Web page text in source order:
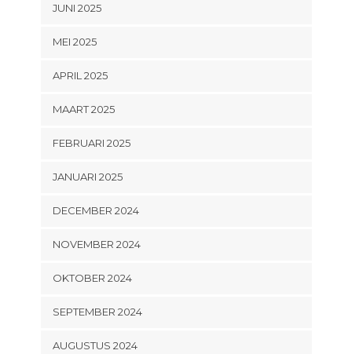
JUNI 2025
MEI 2025
APRIL 2025
MAART 2025
FEBRUARI 2025
JANUARI 2025
DECEMBER 2024
NOVEMBER 2024
OKTOBER 2024
SEPTEMBER 2024
AUGUSTUS 2024